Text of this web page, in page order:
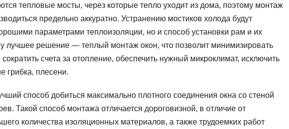
тепловые мосты, через которые тепло уходит из дома, поэтому монтаж
предельно аккуратно. Устранению мостиков холода будут
параметрами теплоизоляции, но и способ установки рам и их
лучшее решение — теплый монтаж окон, что позволит минимизировать
счета за отопление, обеспечить нужный микроклимат, исключить
грибка, плесени.
способ добиться максимально плотного соединения окна со стеной
Такой способ монтажа отличается дороговизной, в отличие от
количества изоляционных материалов, а также трудоемких работ